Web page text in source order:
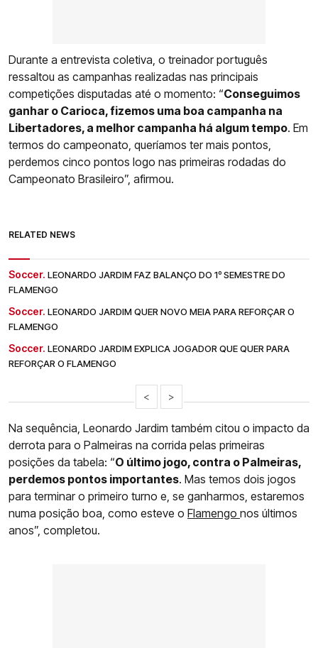
Durante a entrevista coletiva, o treinador português
ressaltou as campanhas realizadas nas principais
competições disputadas até o momento: “Conseguimos
ganhar o Carioca, fizemos uma boa campanha na
Libertadores, a melhor campanha há algum tempo. Em
termos do campeonato, queríamos ter mais pontos,
perdemos cinco pontos logo nas primeiras rodadas do
Campeonato Brasileiro”, afirmou.
RELATED NEWS
Soccer. LEONARDO JARDIM FAZ BALANÇO DO 1º SEMESTRE DO
FLAMENGO
Soccer. LEONARDO JARDIM QUER NOVO MEIA PARA REFORÇAR O
FLAMENGO
Soccer. LEONARDO JARDIM EXPLICA JOGADOR QUE QUER PARA
REFORÇAR O FLAMENGO
< >
Na sequência, Leonardo Jardim também citou o impacto da
derrota para o Palmeiras na corrida pelas primeiras
posições da tabela: “O último jogo, contra o Palmeiras,
perdemos pontos importantes. Mas temos dois jogos
para terminar o primeiro turno e, se ganharmos, estaremos
numa posição boa, como esteve o Flamengo nos últimos
anos”, completou.